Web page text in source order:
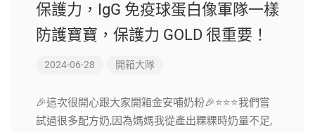
保護力，IgG 免疫球蛋白像軍隊一樣
防護寶寶，保護力 GOLD 很重要！
2024-06-28 開箱大隊
🎉這次很開心跟大家開箱金安哺奶粉🎉⭐⭐⭐我們嘗
試過很多配方奶,因為媽媽我從產出粿粿時奶量不足,